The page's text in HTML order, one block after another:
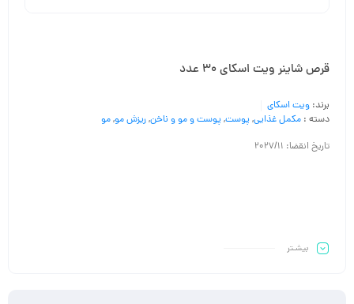
قرص شاینر ویت اسکای 30 عدد
برند: ویت اسکای
دسته : مکمل غذایی, پوست, پوست و مو و ناخن,ریزش مو,مو
تاریخ انقضا: 2027/11
بیشـتر